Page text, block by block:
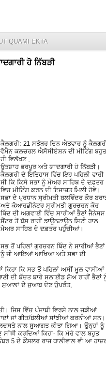
QUAMI EKTA
ਹੋ ਨਿੱਬੜੀ
ਕੈਲਗਰੀ: 21 ਸਤੰਬਰ ਦਿਨ ਐਤਵਾਰ ਨੂੰ
ਵੋਮੈਨ ਕਲਚਰਲ ਐਸੋਸੀਏਸ਼ਨ ਦੀ ਮੀਟਿੰਗ ਬਹੁਤ
ਹੀ ਵਿਲੱਖਣ ,
ਉਤਸ਼ਾਹ ਭਰਪੂਰ ਅਤੇ ਯਾਦਗਾਰੀ ਹੋ ਨਿੱਬੜੀ।
ਕੈਲਗਰੀ ਦੇ ਇਤਿਹਾਸ ਵਿੱਚ ਇਹ ਪਹਿਲੀ ਵਾਰੀ
ਸੀ ਕਿ ਕਿਸੇ ਸਭਾ ਨੂੰ ਮੇਅਰ ਸਾਹਿਬ ਦੇ ਦਫ਼ਤਰ
ਵਿਚ ਮੀਟਿੰਗ ਕਰਨ ਦੀ ਇਜਾਜ਼ਤ ਮਿਲੀ ਹੋਵੇ।
ਸਭਾ ਦੇ ਪ੍ਰਧਾਨ ਸ੍ਰੀਮਤੀ ਬਲਵਿੰਦਰ ਕੌਰ
ਅਤੇ ਕੋਆਰਡੀਨੇਟਰ ਸ੍ਰੀਮਤੀ ਗੁਰਚਰਨ ਕੌਰ
ਥਿੰਦ ਦੀ ਅਗਵਾਈ ਵਿੱਚ ਸਾਰੀਆਂ ਭੈਣਾਂ ਜੈਨੇਸਸ
ਸੈਂਟਰ ਤੋਂ ਬੱਸ ਰਾਹੀਂ ਡਾਊਨਟਾਊਨ ਸਿਟੀ ਹਾਲ
ਮੇਅਰ ਸਾਹਿਬ ਦੇ ਦਫ਼ਤਰ ਪਹੁੰਚੀਆਂ।
ਸਭ ਤੋਂ ਪਹਿਲਾਂ ਗੁਰਚਰਨ ਥਿੰਦ ਨੇ ਸਾਰੀਆਂ ਭੈਣਾਂ
ਨੂੰ ਜੀ ਆਇਆਂ ਆਖਿਆ ਅਤੇ ਸਭਾ ਦੀ
ਕਿਹਾ ਕਿ ਸਭ ਤੋਂ ਪਹਿਲਾਂ ਅਸੀਂ ਮੂਲ ਵਾਸੀਆਂ
ਦੀ ਬੱਚਤ ਬਾਰੇ ਸਲਾਈਡ ਸ਼ੋਅ ਰਾਹੀਂ ਭੈਣਾਂ
ਸੁਆਲਾਂ ਦੇ ਜੁਆਬ ਦੇਣ ਉਪਰੰਤ,
ਜਿਸ ਵਿੱਚ ਪੰਜਾਬੀ ਵਿਰਸੇ ਨਾਲ ਜੁੜੀਆਂ
ਜਾਂ ਗੀਤ/ਬੋਲੀਆਂ ਸਾਂਝੀਆਂ ਕਰਨੀਆਂ ਸਨ।
ਨਾਲ ਸੁਆਗਤ ਕੀਤਾ ਗਿਆ। ਉਨ੍ਹਾਂ ਨੂੰ
ਕਰਦਿਆਂ ਕਿਹਾ- ਕਿ ਮੇਰੇ ਵਾਲ ਬਹੁਤ
5 ਦੇ ਕੌਂਸਲਰ ਰਾਜ ਧਾਲੀਵਾਲ ਵੀ ਆ